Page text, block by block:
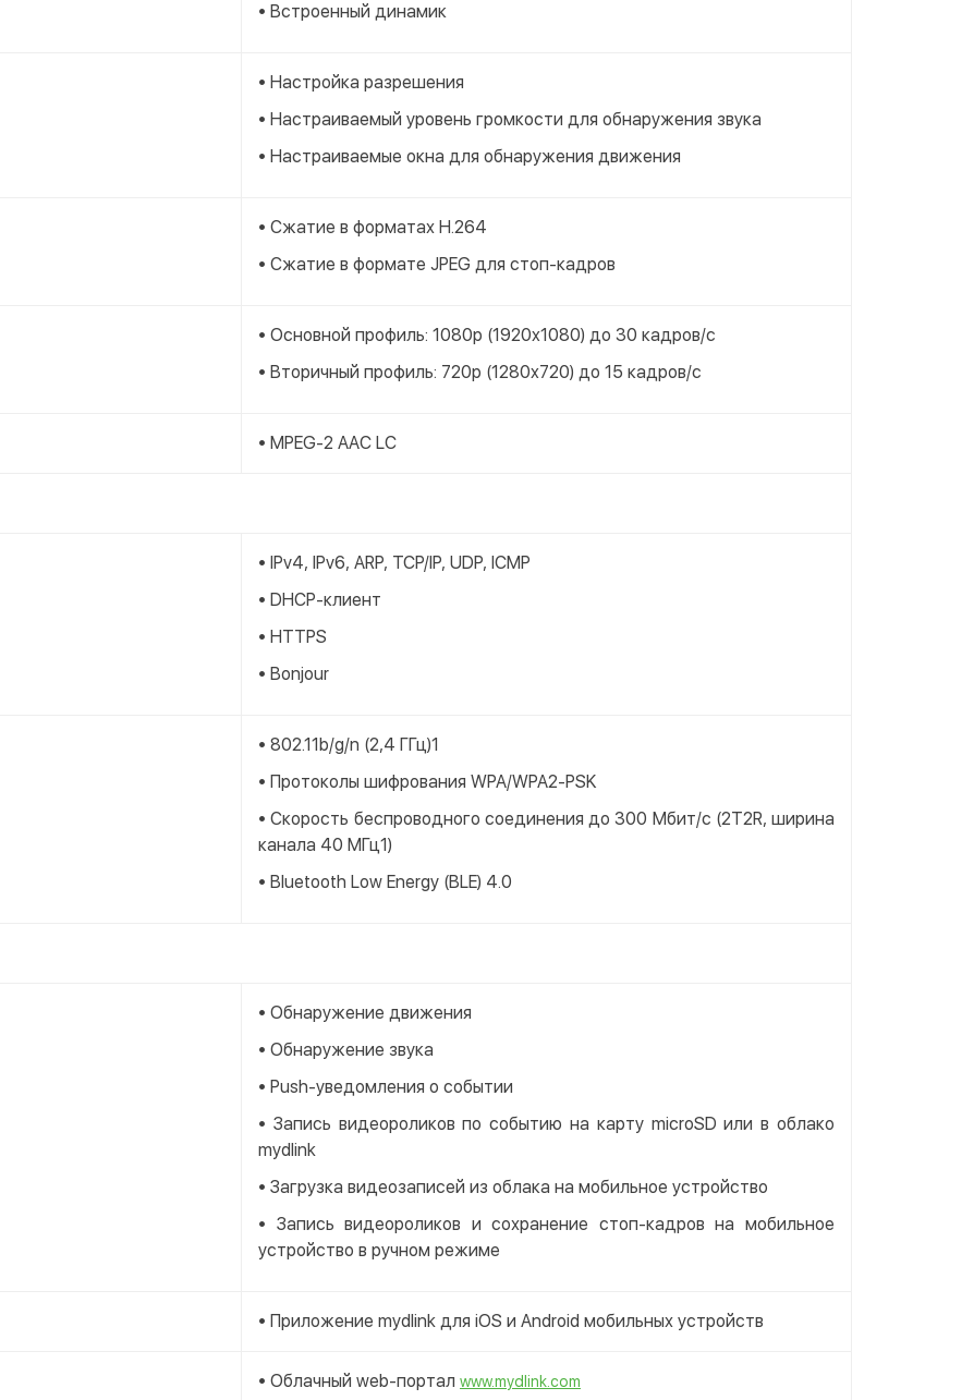
• Встроенный динамик
• Настройка разрешения
• Настраиваемый уровень громкости для обнаружения звука
• Настраиваемые окна для обнаружения движения
• Сжатие в форматах H.264
• Сжатие в формате JPEG для стоп-кадров
• Основной профиль: 1080p (1920x1080) до 30 кадров/с
• Вторичный профиль: 720p (1280x720) до 15 кадров/с
• MPEG-2 AAC LC
• IPv4, IPv6, ARP, TCP/IP, UDP, ICMP
• DHCP-клиент
• HTTPS
• Bonjour
• 802.11b/g/n (2,4 ГГц)1
• Протоколы шифрования WPA/WPA2-PSK
• Скорость беспроводного соединения до 300 Мбит/с (2T2R, ширина
канала 40 МГц1)
• Bluetooth Low Energy (BLE) 4.0
• Обнаружение движения
• Обнаружение звука
• Push-уведомления о событии
• Запись видеороликов по событию на карту microSD или в облако
mydlink
• Загрузка видеозаписей из облака на мобильное устройство
• Запись видеороликов и сохранение стоп-кадров на мобильное
устройство в ручном режиме
• Приложение mydlink для iOS и Android мобильных устройств
• Облачный web-портал www.mydlink.com